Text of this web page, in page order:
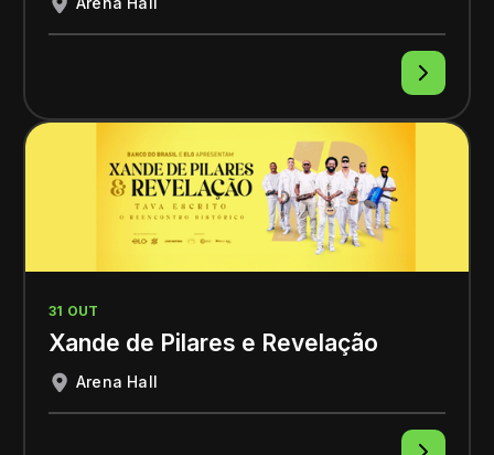
31 OUT
Xande de Pilares e Revelação
Arena Hall